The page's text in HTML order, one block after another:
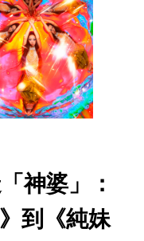
神婆」：
到《純妹